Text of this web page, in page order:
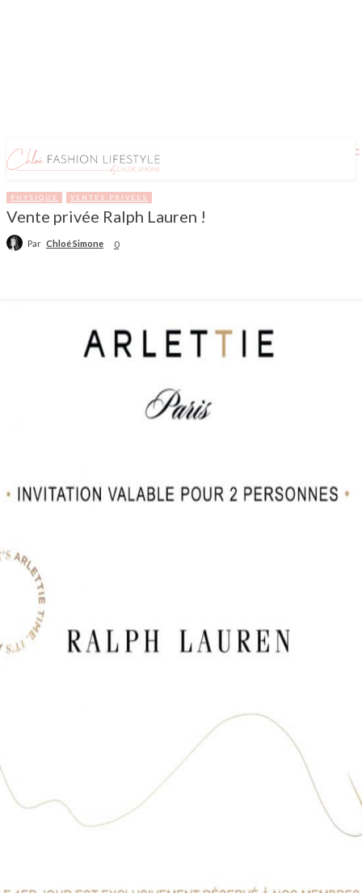
PHYSIQUE VENTES PRIVÉES
Vente privée Ralph Lauren !
Par Chloé Simone 0